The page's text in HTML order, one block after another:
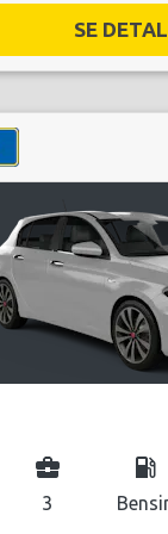
SE
business_center
3
local_gas_station